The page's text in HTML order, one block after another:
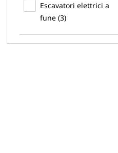
Escavatori elettrici a
fune (3)